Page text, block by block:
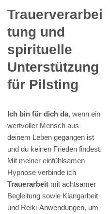
Trauerverarbei
tung und
spirituelle
Unterstützung
für Pilsting
Ich bin für dich da, wenn ein
wertvoller Mensch aus
deinem Leben gegangen ist
und du keinen Frieden findest.
Mit meiner einfühlsamen
Hypnose verbinde ich
Trauerarbeit mit achtsamer
Begleitung sowie Klangarbeit
und Reiki-Anwendungen, um